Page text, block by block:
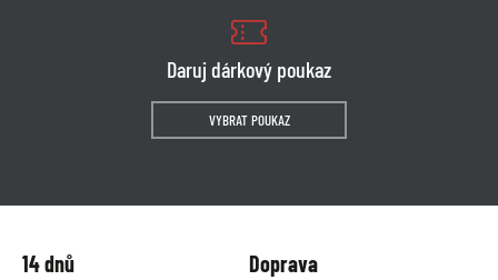
Daruj dárkový poukaz
VYBRAT POUKAZ
14 dnů Doprava